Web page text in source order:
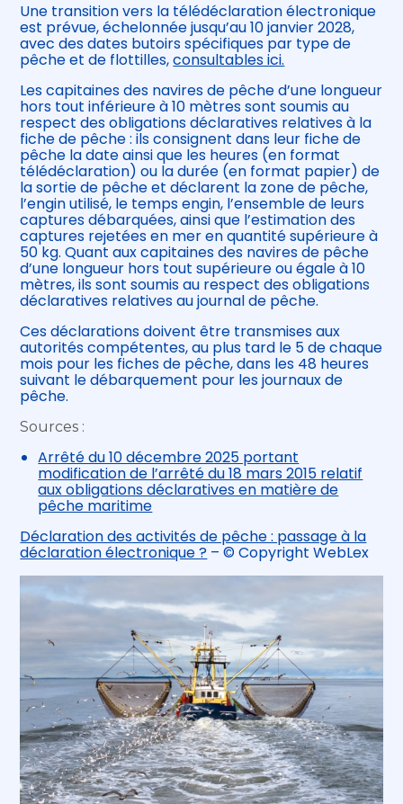
Une transition vers la télédéclaration électronique
est prévue, échelonnée jusqu’au 10 janvier 2028,
avec des dates butoirs spécifiques par type de
pêche et de flottilles,consultables ici.
Les capitaines des navires de pêche d’une longueur
hors tout inférieure à 10 mètres sont soumis au
respect des obligations déclaratives relatives à la
fiche de pêche : ils consignent dans leur fiche de
pêche la date ainsi que les heures (en format
télédéclaration) ou la durée (en format papier) de
la sortie de pêche et déclarent la zone de pêche,
l’engin utilisé, le temps engin, l’ensemble de leurs
captures débarquées, ainsi que l’estimation des
captures rejetées en mer en quantité supérieure à
50 kg. Quant aux capitaines des navires de pêche
d’une longueur hors tout supérieure ou égale à 10
mètres, ils sont soumis au respect des obligations
déclaratives relatives au journal de pêche.
Ces déclarations doivent être transmises aux
autorités compétentes, au plus tard le 5 de chaque
mois pour les fiches de pêche, dans les 48 heures
suivant le débarquement pour les journaux de
pêche.
Sources :
Arrêté du 10 décembre 2025 portant
modification de l’arrêté du 18 mars 2015 relatif
aux obligations déclaratives en matière de
pêche maritime
Déclaration des activités de pêche : passage à la
déclaration électronique ? – © Copyright WebLex